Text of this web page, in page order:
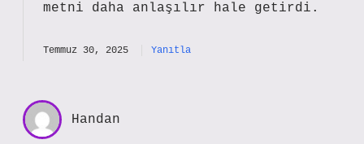
metni daha anlaşılır hale getirdi.
Temmuz 30, 2025 Yanıtla
Handan